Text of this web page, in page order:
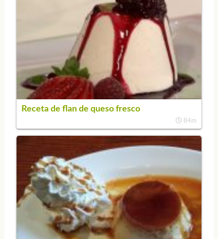
Receta de flan de queso fresco
84m